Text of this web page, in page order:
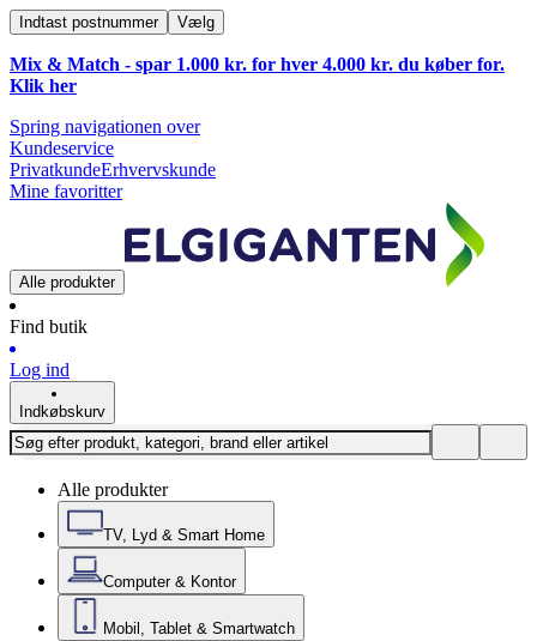
Indtast postnummer Vælg
Mix & Match - spar 1.000 kr. for hver 4.000 kr. du køber for.
Klik her
Spring navigationen over
Kundeservice
PrivatkundeErhvervskunde
Mine favoritter
Alle produkter
Find butik
Log ind
Indkøbskurv
Alle produkter
TV, Lyd & Smart Home
Computer & Kontor
Mobil, Tablet & Smartwatch